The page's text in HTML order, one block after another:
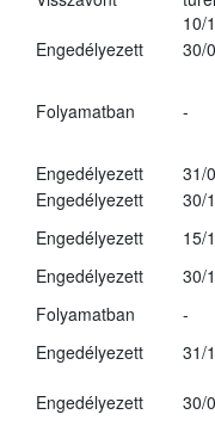
10/
Engedélyezett
30/
Folyamatban -
Engedélyezett
31/
Engedélyezett
30/
Engedélyezett
15/
Engedélyezett
30/
Folyamatban
-
Engedélyezett
31/
Engedélyezett 30/